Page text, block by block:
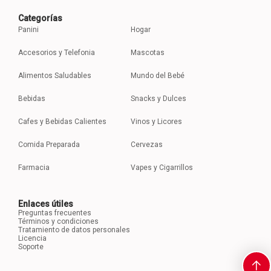
Categorías
Panini
Accesorios y Telefonia
Alimentos Saludables
Bebidas
Cafes y Bebidas Calientes
Comida Preparada
Farmacia
Hogar
Mascotas
Mundo del Bebé
Snacks y Dulces
Vinos y Licores
Cervezas
Vapes y Cigarrillos
Enlaces útiles
Preguntas frecuentes
Términos y condiciones
Tratamiento de datos personales
Licencia
Soporte